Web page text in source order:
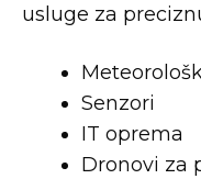
usluge za
Senzori
IT oprema
Dronovi za